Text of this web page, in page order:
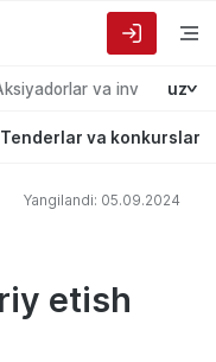
va investorlarga
uz
Tenderlar va konkurslar
Yangilandi: 05.09.2024
etish